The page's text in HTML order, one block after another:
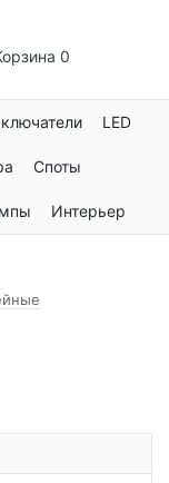
0
LED
Споты
Интерьер